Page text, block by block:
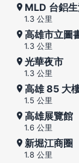
MLD 台鋁
1.3 公里
高雄市立圖
1.3 公里
光華夜市
1.3 公里
高雄 85 大
1.5 公里
高雄展覽館
1.6 公里
新堀江商圈
1.8 公里